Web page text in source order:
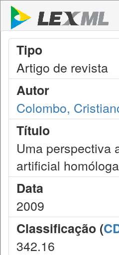
Tipo
Artigo de revista
Autor
Colombo,
Título
Uma perspectiva
artificial
Data
2009
Classificação (
342.16